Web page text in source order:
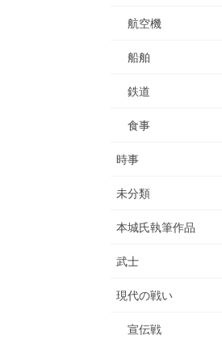
航空機
船舶
鉄道
食事
時事
未分類
本城氏執筆作品
武士
現代の戦い
宣伝戦